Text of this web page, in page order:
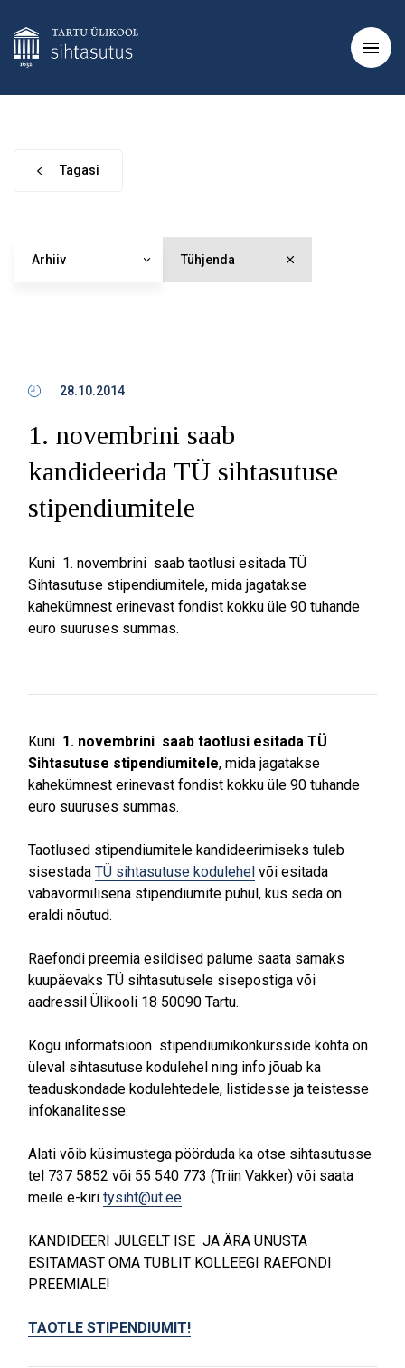
Tagasi
Arhiiv Tühjenda
28.10.2014
1. novembrini saab
kandideerida TÜ sihtasutuse
stipendiumitele
Kuni 1. novembrini saab taotlusi esitada TÜ
Sihtasutuse stipendiumitele, mida jagatakse
kahekümnest erinevast fondist kokku üle 90 tuhande
euro suuruses summas.
Kuni 1. novembrini saab taotlusi esitada TÜ
Sihtasutuse stipendiumitele, mida jagatakse
kahekümnest erinevast fondist kokku üle 90 tuhande
euro suuruses summas.
Taotlused stipendiumitele kandideerimiseks tuleb
sisestada TÜ sihtasutuse kodulehel või esitada
vabavormilisena stipendiumite puhul, kus seda on
eraldi nõutud.
Raefondi preemia esildised palume saata samaks
kuupäevaks TÜ sihtasutusele sisepostiga või
aadressil Ülikooli 18 50090 Tartu.
Kogu informatsioon stipendiumikonkursside kohta on
üleval sihtasutuse kodulehel ning info jõuab ka
teaduskondade kodulehtedele, listidesse ja teistesse
infokanalitesse.
Alati võib küsimustega pöörduda ka otse sihtasutusse
tel 737 5852 või 55 540 773 (Triin Vakker) või saata
meile e-kiri tysiht@ut.ee
KANDIDEERI JULGELT ISE JA ÄRA UNUSTA
ESITAMAST OMA TUBLIT KOLLEEGI RAEFONDI
PREEMIALE!
TAOTLE STIPENDIUMIT!